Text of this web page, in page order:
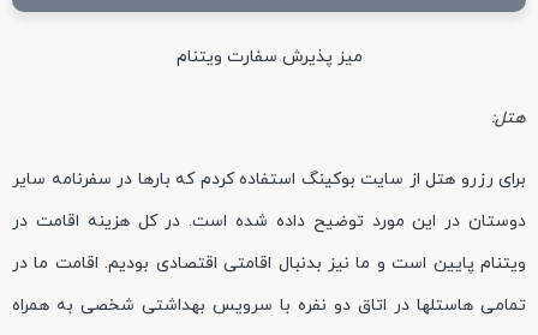
میز پذیرش سفارت ویتنام
هتل:
برای رزرو هتل از سایت بوکینگ استفاده کردم که بارها در سفرنامه سایر
دوستان در این مورد توضیح داده شده است. در کل هزینه اقامت در
ویتنام پایین است و ما نیز بدنبال اقامتی اقتصادی بودیم. اقامت ما در
تمامی هاستلها در اتاق دو نفره با سرویس بهداشتی شخصی به همراه